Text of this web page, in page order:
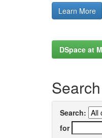
Learn More
DSpace at
Search
Search:
for